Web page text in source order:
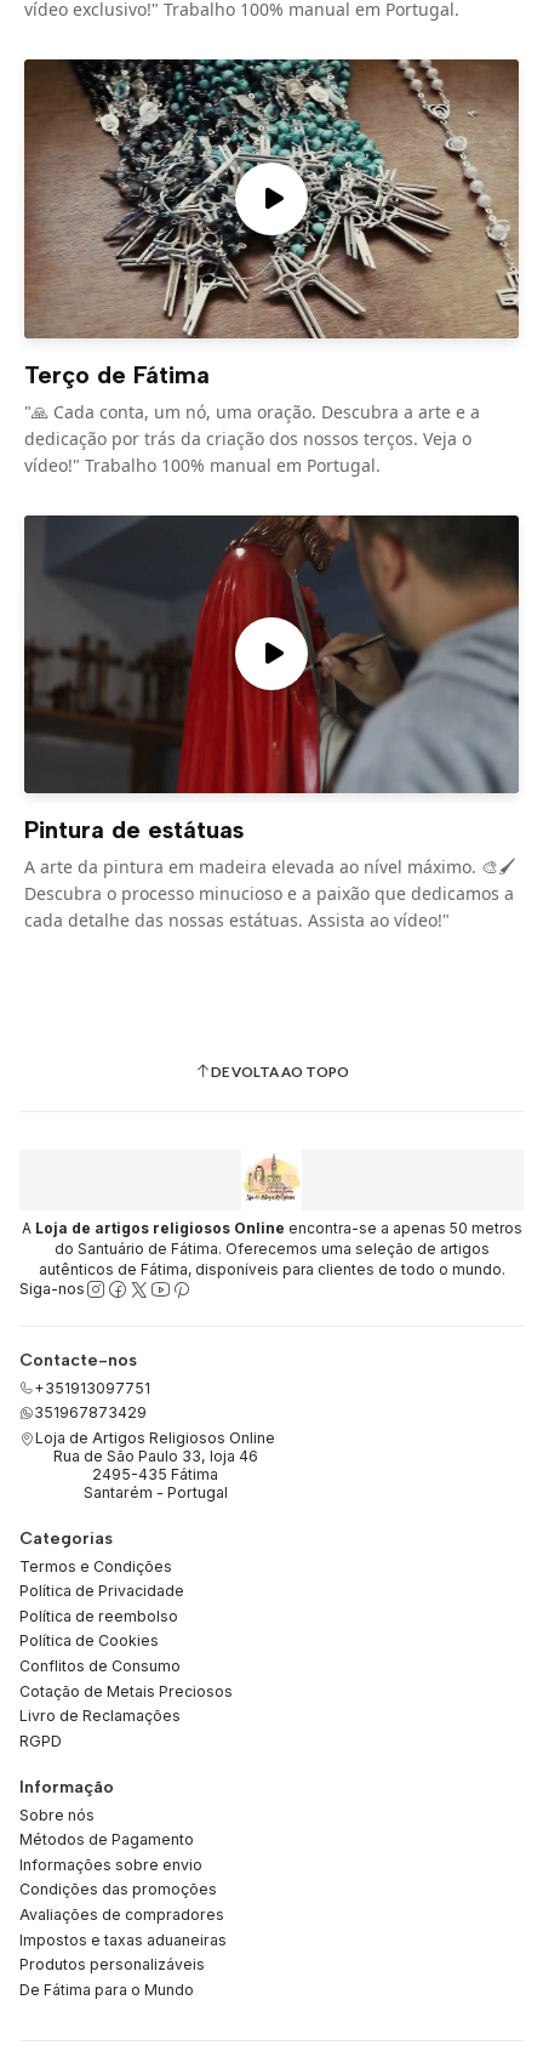
vídeo exclusivo!" Trabalho 100% manual em Portugal.
Terço de Fátima
"🙏 Cada conta, um nó, uma oração. Descubra a arte e a
dedicação por trás da criação dos nossos terços. Veja o
vídeo!" Trabalho 100% manual em Portugal.
Pintura de estátuas
A arte da pintura em madeira elevada ao nível máximo. 🎨🖌️
Descubra o processo minucioso e a paixão que dedicamos a
cada detalhe das nossas estátuas. Assista ao vídeo!"
DE VOLTA AO TOPO
A Loja de artigos religiosos Online encontra-se a apenas 50 metros
do Santuário de Fátima. Oferecemos uma seleção de artigos
autênticos de Fátima, disponíveis para clientes de todo o mundo.
Siga-nos
Contacte-nos
+351913097751
351967873429
Loja de Artigos Religiosos Online
Rua de São Paulo 33, loja 46
2495-435 Fátima
Santarém - Portugal
Categorias
Termos e Condições
Política de Privacidade
Política de reembolso
Política de Cookies
Conflitos de Consumo
Cotação de Metais Preciosos
Livro de Reclamações
RGPD
Informação
Sobre nós
Métodos de Pagamento
Informações sobre envio
Condições das promoções
Avaliações de compradores
Impostos e taxas aduaneiras
Produtos personalizáveis
De Fátima para o Mundo